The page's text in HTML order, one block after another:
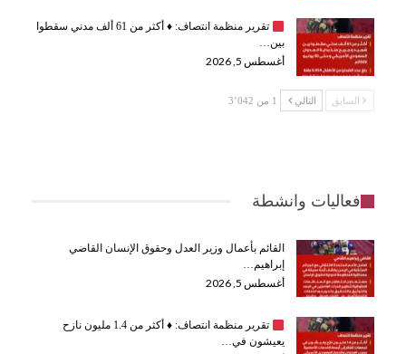
تقرير منظمة انتصاف: ♦️
أكثر من 61 ألف مدني سقطوا
بين…
أغسطس 5, 2026
السابق التالي 1 من 3٬042
فعاليات وانشطة
القائم بأعمال وزير العدل وحقوق الإنسان القاضي
إبراهيم…
أغسطس 5, 2026
تقرير منظمة انتصاف: ♦️
أكثر من 1.4 مليون نازح
يعيشون في…